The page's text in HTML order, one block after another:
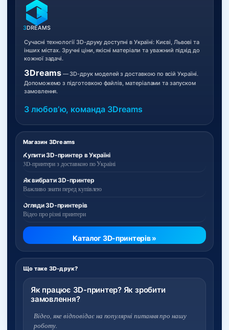
Магазин 3Dreams
Купити 3D-принтер в Україні
3D-принтери з доставкою по Україні
Як вибрати 3D-принтер
Важливо знати перед купівлею
Огляди 3D-принтерів
Відео про різні принтери
Каталог 3D-принтерів »
Що таке 3D-друк?
Як працює 3D-принтер? Як зробити
замовлення?
Відео, яке відповідає на популярні питання про нашу
роботу.
3DREAMS
Сучасні технології 3D-друку доступні в Україні: Києві, Львові та
інших містах. Зручні ціни, якісні матеріали та уважний підхід до
кожної задачі.
3Dreams— 3D-друк моделей з доставкою по всій Україні.
Допоможемо з підготовкою файлів, матеріалами та запуском
замовлення.
З любовʼю, команда 3Dreams